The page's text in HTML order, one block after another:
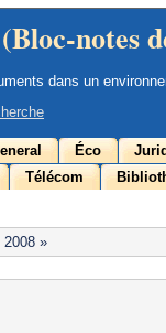
notes
dans un
Éco
Télécom
2008 »